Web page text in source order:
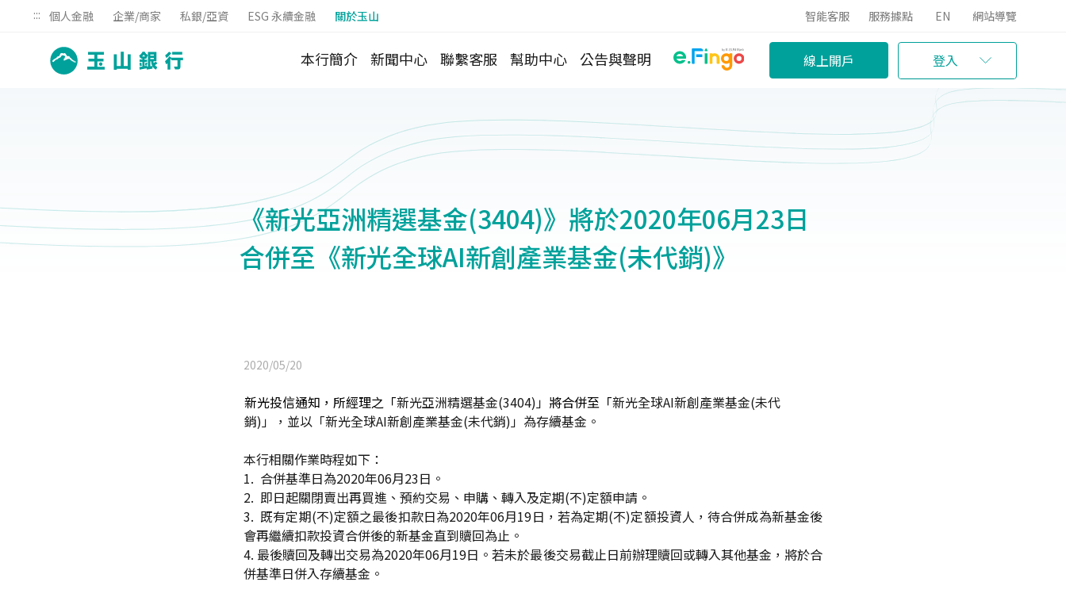
::: 個人金融 企業/商家 私銀/亞資 ESG 永續金融 關於玉山 智能客服 服務據點 EN 網站導覽
本行簡介 新聞中心 聯繫客服 幫助中心 公告與聲明 線上開戶 登入
《新光亞洲精選基金(3404)》將於2020年06月23日
合併至《新光全球AI新創產業基金(未代銷)》
2020/05/20
新光投信通知，所經理之「新光亞洲精選基金(3404)」 將合併至「新光全球AI新創產業基金(未代
銷)」，並以「新光全球AI新創產業基金(未代銷)」為存續基金。
本行相關作業時程如下：
1. 合併基準日為2020年06月23日。
2. 即日起關閉賣出再買進、預約交易、申購、轉入及定期(不)定額申請。
3. 既有定期(不)定額之最後扣款日為2020年06月19日，若為定期(不)定額投資人，待合併成為新基金後
會再繼續扣款投資合併後的新基金直到贖回為止。
4. 最後贖回及轉出交易為2020年06月19日。若未於最後交易截止日前辦理贖回或轉入其他基金，將於合
併基準日併入存續基金。